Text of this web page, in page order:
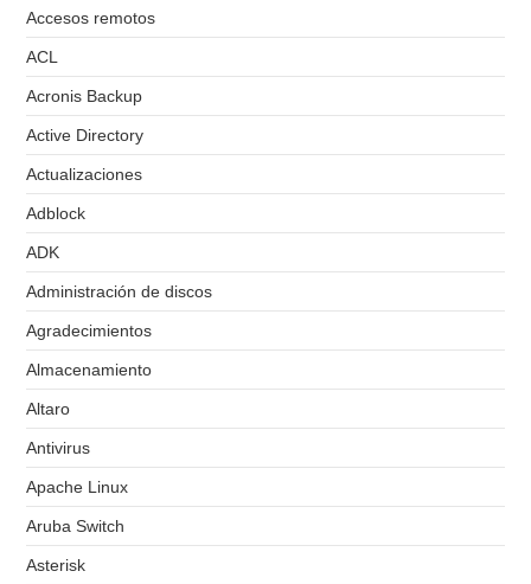
Accesos remotos
ACL
Acronis Backup
Active Directory
Actualizaciones
Adblock
ADK
Administración de discos
Agradecimientos
Almacenamiento
Altaro
Antivirus
Apache Linux
Aruba Switch
Asterisk